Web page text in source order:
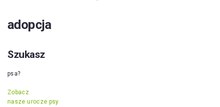
adopcja
Szukasz
psa?
Zobacz
nasze urocze psy